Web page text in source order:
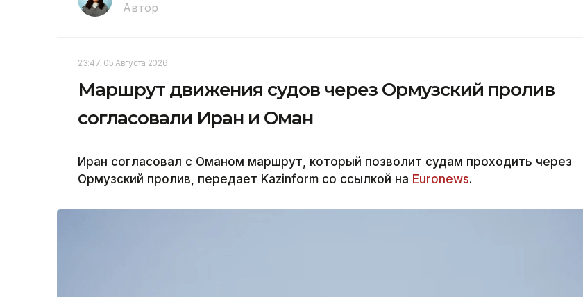
Автор
23:47, 05 Августа 2026
Маршрут движения судов через Ормузский пролив
согласовали Иран и Оман
Иран согласовал с Оманом маршрут, который позволит судам проходить через
Ормузский пролив, передает Kazinform со ссылкой на Euronews.